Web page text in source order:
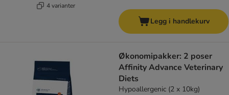
4 varianter
Legg i handlekurv
Økonomipakker: 2 poser
Affinity Advance Veterinary
Diets
Hypoallergenic (2 x 10kg)